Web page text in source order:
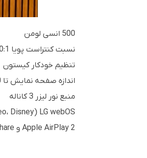
500 انسی لومن
نسبت کنتراست پویا 450000:1
تنظیم خودکار کیستون
اندازه صفحه نمایش تا 120 اینچ
منبع نور لیزر 3 کاناله
LG webOS (Netflix، YouTube، Apple TV، Prime Video، Disney+ و بیشتر)
Apple AirPlay 2 و Screen Share سازگار است